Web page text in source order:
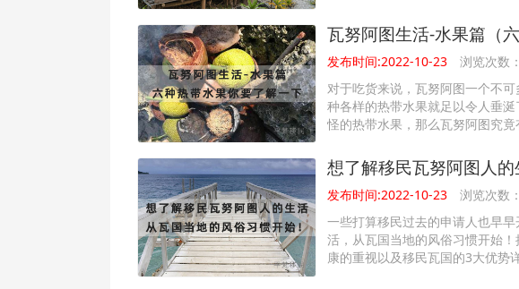
瓦努阿图生活-水果篇（
发布时间:2022-10-23
浏览次数
对于吃货来说，瓦努阿图一个不
种各样的热带水果就足以令人垂
怪的热带水果，那么瓦努阿图究竟
想了解移民瓦努阿图人
发布时间:2022-10-23
浏览次数
一些打算移民过去的申请人也早
活，从瓦国当地的风俗习惯开始
康的重视以及移民瓦国的3大优势